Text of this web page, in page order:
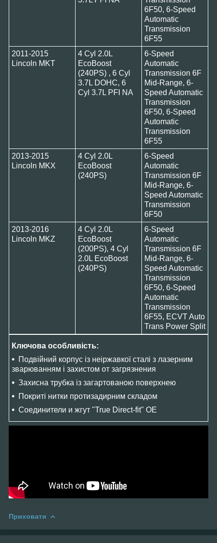
6F50, 6-Speed
Automatic
Transmission
6F55
2011-2015
Lincoln MKT
4 Cyl 2.0L
EcoBoost
(240PS) , 6 Cyl
3.7L DOHC, 6
Cyl 3.7L PFI NA
6-Speed
Automatic
Transmission 6F
Mid-Range, 6-
Speed Automatic
Transmission
6F50, 6-Speed
Automatic
Transmission
6F55
2013-2015
Lincoln MKX
4 Cyl 2.0L
EcoBoost
(240PS)
6-Speed
Automatic
Transmission 6F
Mid-Range, 6-
Speed Automatic
Transmission
6F50
2013-2016
Lincoln MKZ
4 Cyl 2.0L
EcoBoost
(200PS), 4 Cyl
2.0L EcoBoost
(240PS)
6-Speed
Automatic
Transmission 6F
Mid-Range, 6-
Speed Automatic
Transmission
6F50, 6-Speed
Automatic
Transmission
6F55, ECVT Auto
Trans Power Split
Ключова особливість:
Подвійний корпус із неіржавкої сталі з лазерним
зварюванням і захистом от загрязнения
Захисна трубка із загартованою поверхнею
Покриті нитки протизадирним складом
Соединители и жгут "True Direct-fit" OE
Приховати